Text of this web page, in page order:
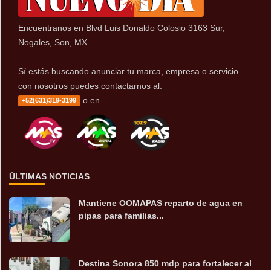
Encuentranos en Blvd Luis Donaldo Colosio 3163 Sur,
Nogales, Son, MX.
Sí estás buscando anunciar tu marca, empresa o servicio
con nosotros puedes contactarnos al:
+52(631)319-3199 o en
ÚLTIMAS NOTICIAS
Mantiene OOMAPAS reparto de agua en
pipas para familias...
Destina Sonora 850 mdp para fortalecer al